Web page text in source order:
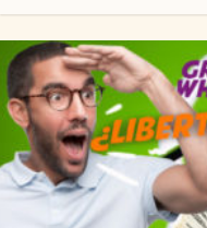
a
b
e
m
o
s